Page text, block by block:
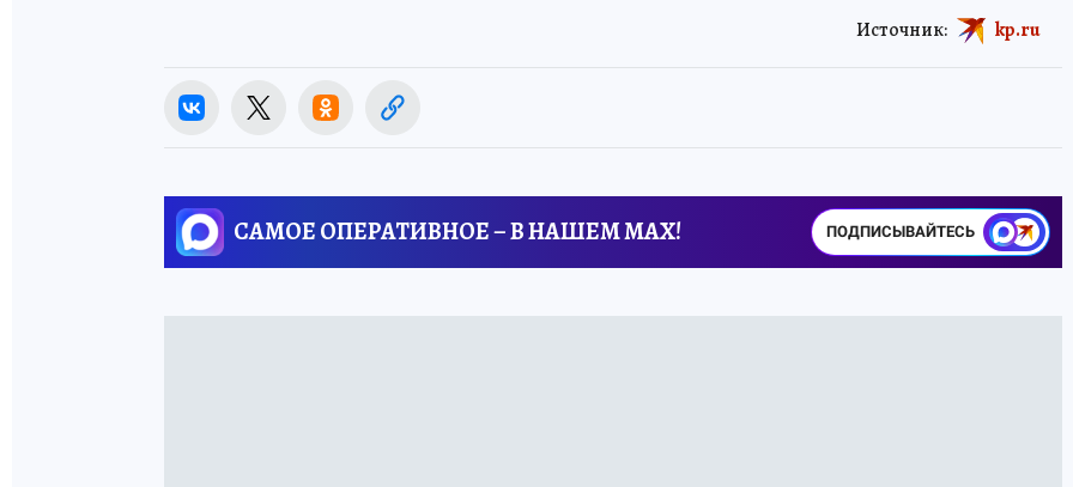
Источник: kp.ru
САМОЕ ОПЕРАТИВНОЕ – В НАШЕМ MAX! ПОДПИСЫВАЙТЕСЬ